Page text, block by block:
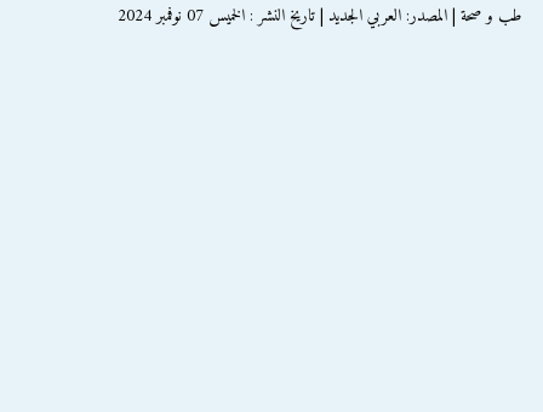
طب و صحة | المصدر: العربي الجديد | تاريخ النشر : الخميس 07 نوفمبر 2024